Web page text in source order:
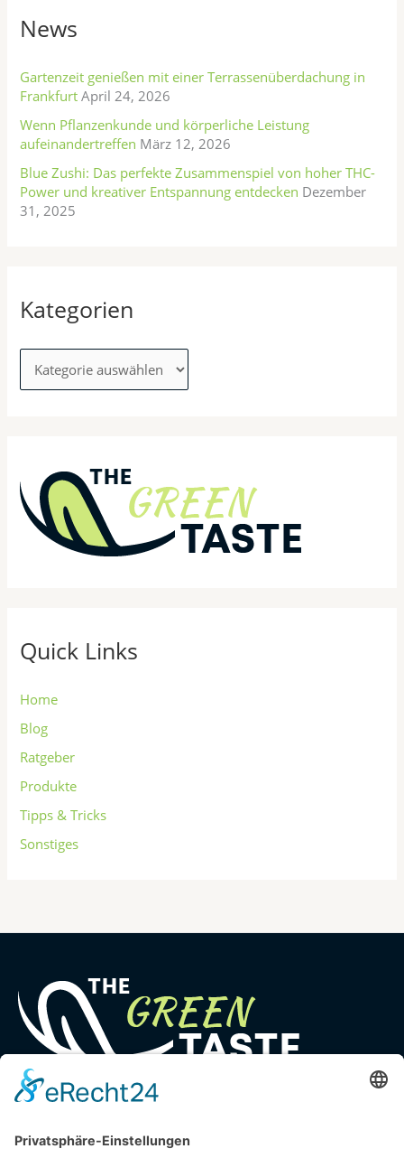
e
n
a
c
:
News
Gartenzeit genießen mit einer Terrassenüberdachung in
Frankfurt April 24, 2026
Wenn Pflanzenkunde und körperliche Leistung
aufeinandertreffen März 12, 2026
Blue Zushi: Das perfekte Zusammenspiel von hoher THC-
Power und kreativer Entspannung entdecken Dezember
31, 2025
Kategorien
r
e
n
Quick Links
Home
Blog
Ratgeber
Produkte
Tipps & Tricks
Sonstiges
Deine Natur Experten